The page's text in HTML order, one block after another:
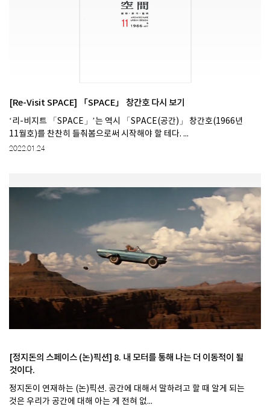
[Re-Visit SPACE] 「SPACE」 창간호 다시 보기
‘리-비지트 「SPACE」’는 역시 「SPACE(공간)」 창간호(1966년
11월호)를 찬찬히 들춰봄으로써 시작해야 할 테다. ...
2022.01.24
[정지돈의 스페이스 (논)픽션] 8. 내 모터를 통해 나는 더 이동적이 될
것이다.
정지돈이 연재하는 (논)픽션. 공간에 대해서 말하려고 할 때 알게 되는
것은 우리가 공간에 대해 아는 게 전혀 없...